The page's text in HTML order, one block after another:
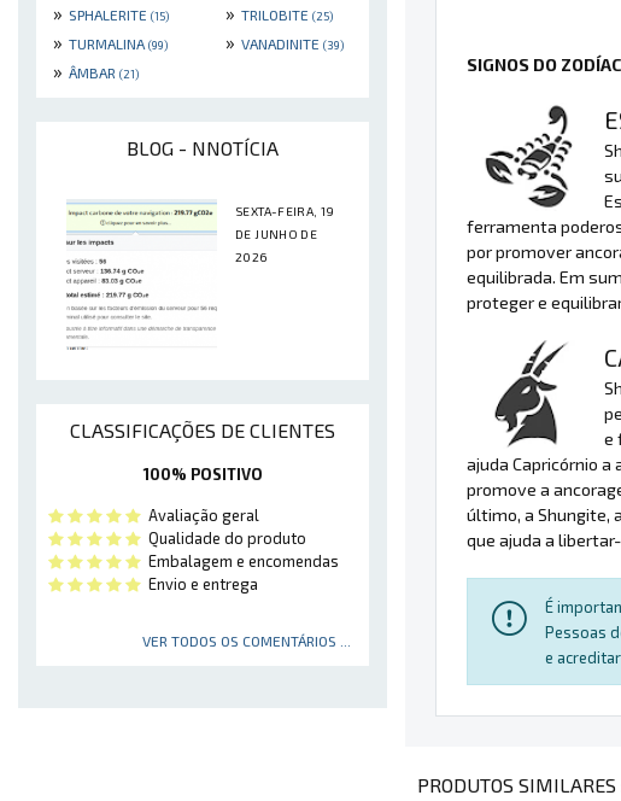
» SPHALERITE (15) » TRILOBITE (25)
» TURMALINA (99) » VANADINITE (39)
» ÂMBAR (21)
BLOG - NNOTÍCIA
SEXTA-FEIRA, 19
DE JUNHO DE
2026
CLASSIFICAÇÕES DE CLIENTES
100% POSITIVO
Avaliação geral
Qualidade do produto
Embalagem e encomendas
Envio e entrega
VER TODOS OS COMENTÁRIOS ...
SIGNOS DO
ferramenta
por promover
equilibrada. Em
proteger e
e
ajuda Capricórnio
promove a
último, a Shungite,
que ajuda a
É
Pessoas
e
PRODUTOS SIMILARES